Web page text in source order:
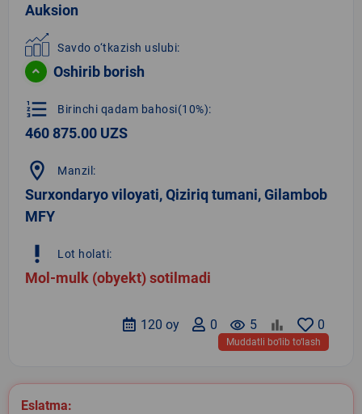
Auksion
Savdo o‘tkazish uslubi:
Oshirib borish
format_list_numbered Birinchi qadam bahosi(10%):
460 875.00 UZS
location_on Manzil:
Surxondaryo viloyati, Qiziriq tumani, Gilambob
MFY
priority_high Lot holati:
Mol-mulk (obyekt) sotilmadi
0
remove_red_eye 5
0
120 oy
Muddatli bo‘lib to‘lash
Eslatma: